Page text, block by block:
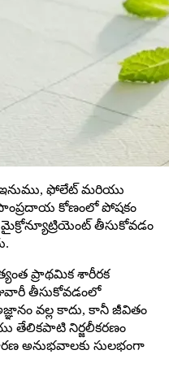
ఫోలేట్ మరియు
సాంప్రదాయ కోణంలో పోషకం
తీసుకోవడం
ప్రాథమిక శారీరక
తీసుకోవడంలో
వల్ల కాదు, కానీ జీవితం
తేలికపాటి నిర్జలీకరణం
అనుభవాలకు సులభంగా